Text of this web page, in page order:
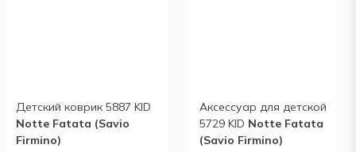
Детский коврик 5887 KID
Notte Fatata (Savio
Firmino)
Аксессуар для детской
5729 KID Notte Fatata
(Savio Firmino)